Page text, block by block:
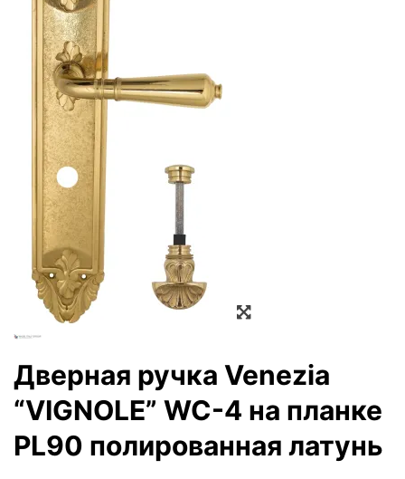
Дверная ручка Venezia
“VIGNOLE” WC-4 на планке
PL90 полированная латунь